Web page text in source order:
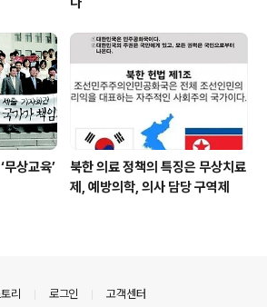
무상교육’
북한 의료 정책의 특징은 무상치료
제, 예방의학, 의사 담당 구역제
리 로그인 고객센터